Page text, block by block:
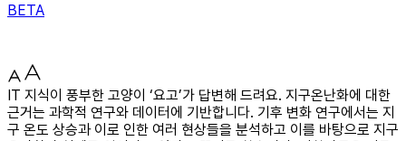
BETA
IT 지식이 풍부한 고양이 ‘요고’가 답변해 드려요. 지구온난화에 대한
근거는 과학적 연구와 데이터에 기반합니다. 기후 변화 연구에서는 지
구 온도 상승과 이로 인한 여러 현상들을 분석하고 이를 바탕으로 지구